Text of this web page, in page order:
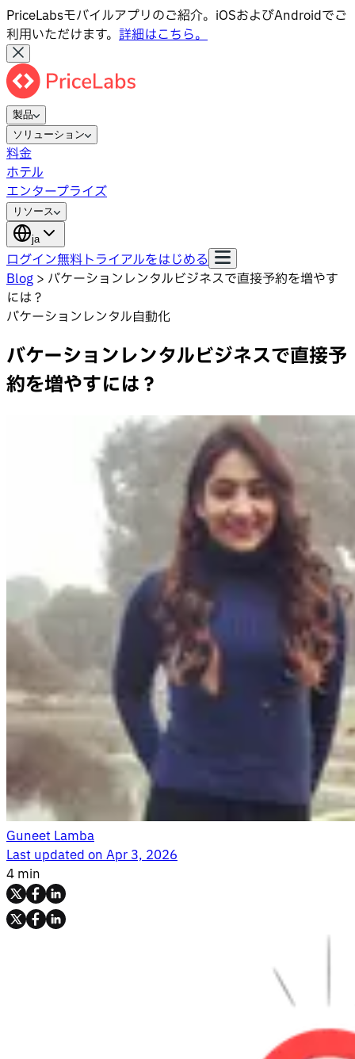
PriceLabsモバイルアプリのご紹介。iOSおよびAndroidでご
利用いただけます。 詳細はこちら。
製品
ソリューション
料金
ホテル
エンタープライズ
リソース
ja
ログイン無料トライアルをはじめる
Blog > バケーションレンタルビジネスで直接予約を増やす
には？
バケーションレンタル自動化
バケーションレンタルビジネスで直接予
約を増やすには？
Guneet Lamba
Last updated onApr 3, 2026
4 min